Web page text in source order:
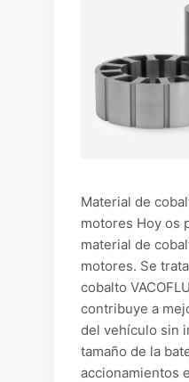
Material de
motores Hoy os
material de
motores. Se
cobalto
contribuye a
del vehículo sin
tamaño de la
accionamientos